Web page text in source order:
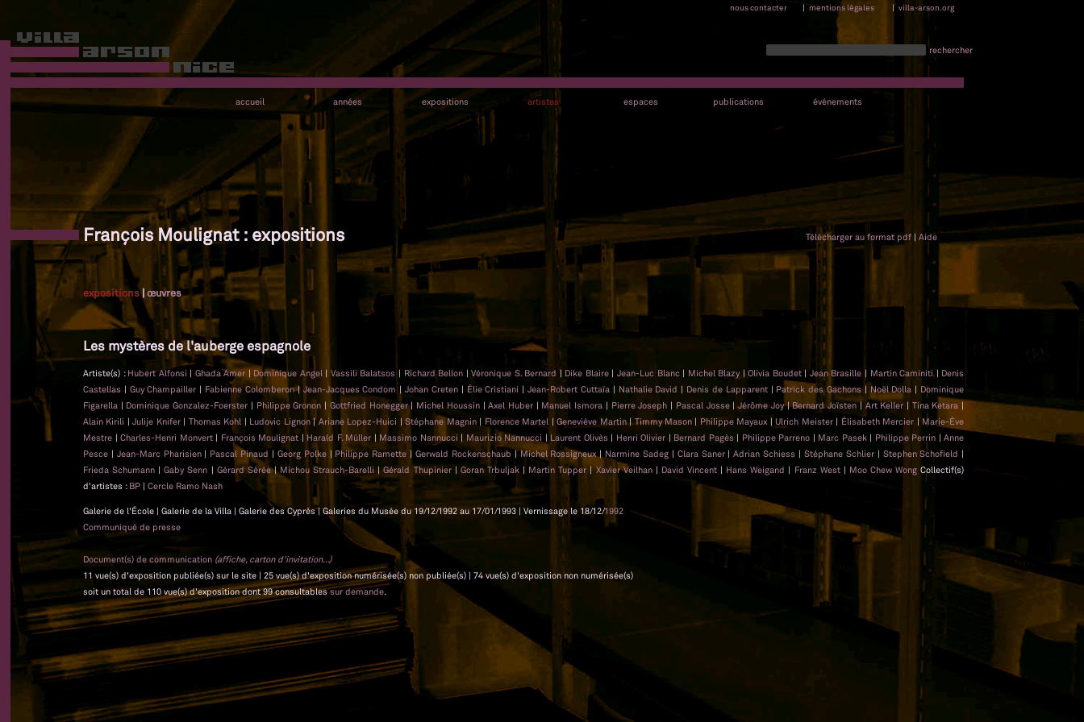
nous contacter | mentions légales | villa-arson.org
rechercher
accueil années expositions artistes espaces publications événements
François Moulignat : expositions Télécharger au format pdf | Aide
expositions|œuvres
Les mystères de l'auberge espagnole
Artiste(s) : Hubert Alfonsi | Ghada Amer | Dominique Angel | Vassili Balatsos | Richard Bellon |Véronique S. Bernard| Dike Blaire | Jean-Luc Blanc | Michel Blazy |Olivia Boudet | Jean Brasille | Martin Caminiti| Denis
Castellas | Guy Champailler | Fabienne Colomberon| Jean-Jacques Condom |Johan Creten | Élie Cristiani |Jean-Robert Cuttaïa | Nathalie David | Denis de Lapparent | Patrick des Gachons | Noël Dolla | Dominique
Figarella | Dominique Gonzalez-Foerster | Philippe Gronon | Gottfried Honegger| Michel Houssin |Axel Huber | Manuel Ismora | Pierre Joseph | Pascal Josse |Jérôme Joy|Bernard Joïsten| Art Keller | Tina Ketara |
Alain Kirili |Julije Knifer | Thomas Kohl | Ludovic Lignon|Ariane Lopez-Huici |Stéphane Magnin | Florence Martel |Geneviève Martin|Timmy Mason | Philippe Mayaux |Ulrich Meister | Élisabeth Mercier | Marie-Ève
Mestre | Charles-Henri Monvert | François Moulignat | Harald F. Müller | Massimo Nannucci | Maurizio Nannucci | Laurent Olivès | Henri Olivier | Bernard Pagès | Philippe Parreno | Marc Pasek | Philippe Perrin | Anne
Pesce | Jean-Marc Pharisien | Pascal Pinaud | Georg Polke | Philippe Ramette|Gerwald Rockenschaub |Michel Rossigneux| Narmine Sadeg | Clara Saner |Adrian Schiess | Stéphane Schlier | Stephen Schofield |
Frieda Schumann |Gaby Senn | Gérard Sérée| Michou Strauch-Barelli|Gérald Thupinier |Goran Trbuljak | Martin Tupper|Xavier Veilhan | David Vincent | Hans Weigand | Franz West | Moo Chew WongCollectif(s)
d'artistes : BP | Cercle Ramo Nash
Galerie de l'École | Galerie de la Villa | Galerie des Cyprès | Galeries du Musée du 19/12/1992 au 17/01/1993 | Vernissage le 18/12/1992
Communiqué de presse
Document(s) de communication (affiche, carton d'invitation...)
11 vue(s) d'exposition publiée(s) sur le site | 25 vue(s) d'exposition numérisée(s) non publiée(s) | 74 vue(s) d'exposition non numérisée(s)
soit un total de 110 vue(s) d'exposition dont 99 consultablessur demande.